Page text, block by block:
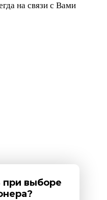
на связи с Вами
выборе